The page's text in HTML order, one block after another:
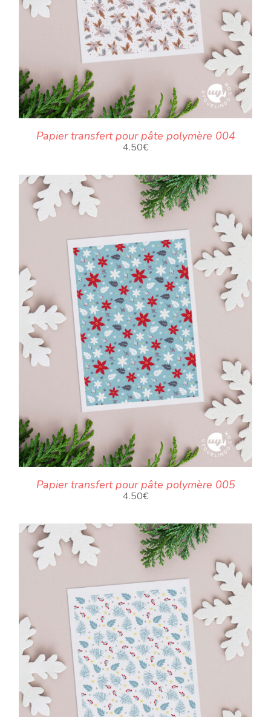
Papier transfert pour pâte polymère 004
4.50€
Papier transfert pour pâte polymère 005
4.50€